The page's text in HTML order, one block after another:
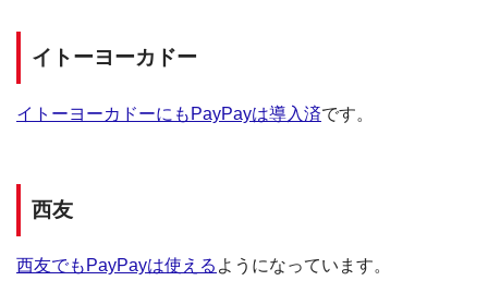
イトーヨーカドー
イトーヨーカドーにもPayPayは導入済です。
西友
西友でもPayPayは使える ようになっています。